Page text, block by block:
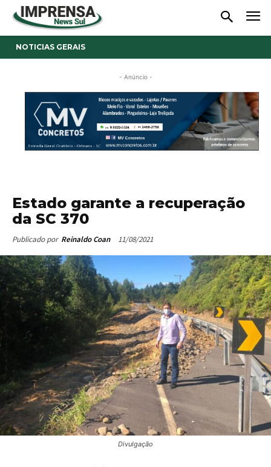
NOTICIAS GERAIS
- Anúncio -
Estado garante a recuperação
da SC 370
Publicado por Reinaldo Coan 11/08/2021
Divulgação